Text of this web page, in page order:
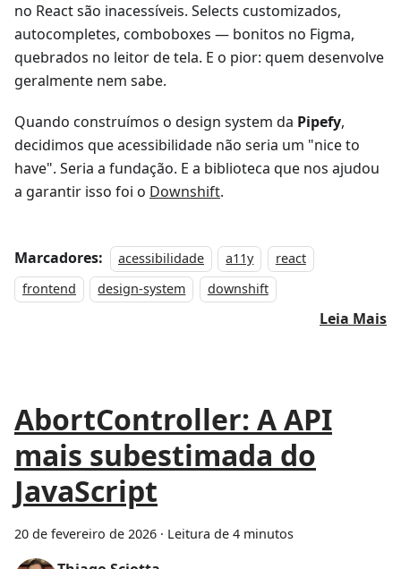
no React são inacessíveis. Selects customizados,
autocompletes, comboboxes — bonitos no Figma,
quebrados no leitor de tela. E o pior: quem desenvolve
geralmente nem sabe.
Quando construímos o design system da Pipefy,
decidimos que acessibilidade não seria um "nice to
have". Seria a fundação. E a biblioteca que nos ajudou
a garantir isso foi o Downshift.
Marcadores: acessibilidade a11y
react
frontend
design-system downshift
Leia Mais
AbortController: A API
mais subestimada do
JavaScript
20 de fevereiro de 2026 · Leitura de 4 minutos